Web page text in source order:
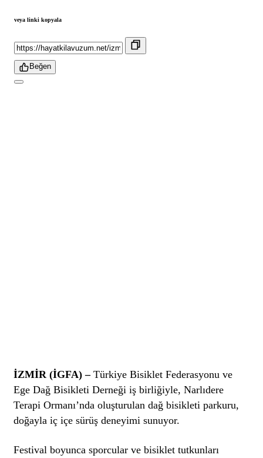
veya linki kopyala
Beğen
İZMİR (İGFA) –Türkiye Bisiklet Federasyonu ve
Ege Dağ Bisikleti Derneği iş birliğiyle, Narlıdere
Terapi Ormanı’nda oluşturulan dağ bisikleti parkuru,
doğayla iç içe sürüş deneyimi sunuyor.
Festival boyunca sporcular ve bisiklet tutkunları